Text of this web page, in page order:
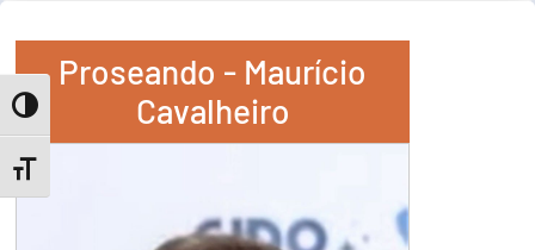
Toggle High Contrast
Toggle Font size
Proseando - Maurício
Cavalheiro